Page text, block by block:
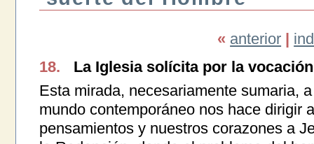
« anterior
18.
La Iglesia solícita por la
Esta mirada, necesariamente sumaria,
mundo contemporáneo nos hace dirigir
pensamientos y nuestros corazones a